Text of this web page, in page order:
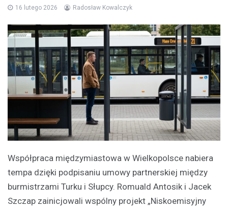
16 lutego 2026 Radosław Kowalczyk
Współpraca międzymiastowa w Wielkopolsce nabiera
tempa dzięki podpisaniu umowy partnerskiej między
burmistrzami Turku i Słupcy. Romuald Antosik i Jacek
Szczap zainicjowali wspólny projekt „Niskoemisyjny